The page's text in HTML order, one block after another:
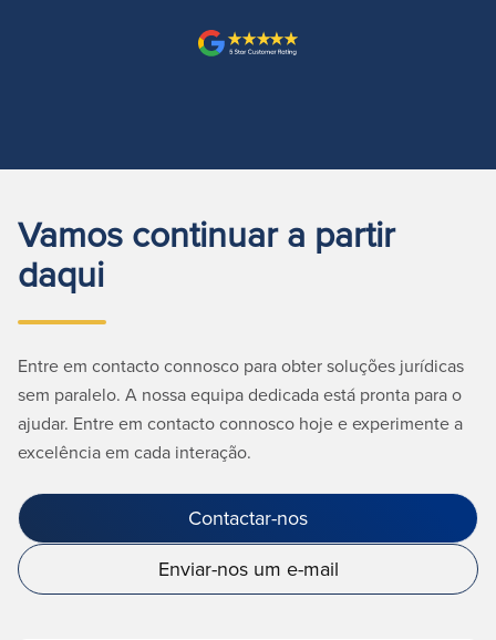
Vamos continuar a partir
daqui
Entre em contacto connosco para obter soluções jurídicas
sem paralelo. A nossa equipa dedicada está pronta para o
ajudar. Entre em contacto connosco hoje e experimente a
excelência em cada interação.
Contactar-nos
Enviar-nos um e-mail